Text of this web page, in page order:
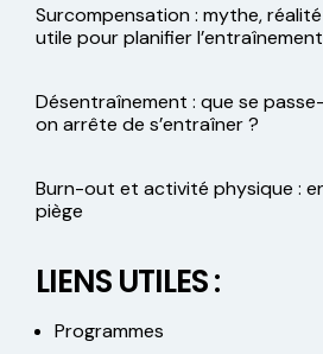
Surcompensation : mythe,
utile pour planifier
Désentraînement : que se
on arrête de s’entraîner ?
Burn-out et activité physique :
piège
LIENS UTILES :
Programmes